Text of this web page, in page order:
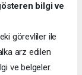
bilgi ve
görevliler ile
arz edilen
ve belgeler.